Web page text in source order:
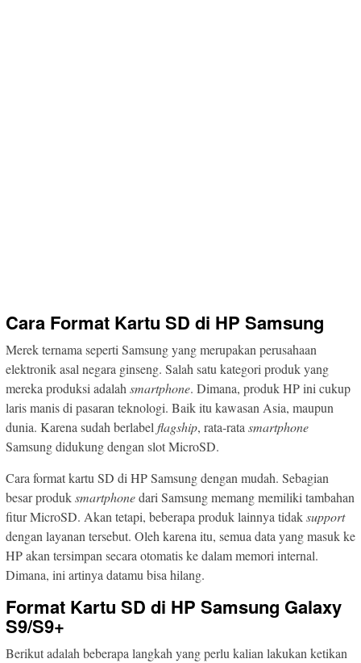
Cara Format Kartu SD di HP Samsung
Merek ternama seperti Samsung yang merupakan perusahaan
elektronik asal negara ginseng. Salah satu kategori produk yang
mereka produksi adalah smartphone. Dimana, produk HP ini cukup
laris manis di pasaran teknologi. Baik itu kawasan Asia, maupun
dunia. Karena sudah berlabel flagship, rata-rata smartphone
Samsung didukung dengan slot MicroSD.
Cara format kartu SD di HP Samsung dengan mudah. Sebagian
besar produksmartphonedari Samsung memang memiliki tambahan
fitur MicroSD. Akan tetapi, beberapa produk lainnya tidaksupport
dengan layanan tersebut. Oleh karena itu, semua data yang masuk ke
HP akan tersimpan secara otomatis ke dalam memori internal.
Dimana, ini artinya datamu bisa hilang.
Format Kartu SD di HP Samsung Galaxy
S9/S9+
Berikut adalah beberapa langkah yang perlu kalian lakukan ketikan